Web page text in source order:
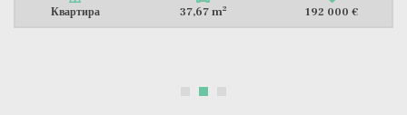
37,67 m 192 000 € Квартира